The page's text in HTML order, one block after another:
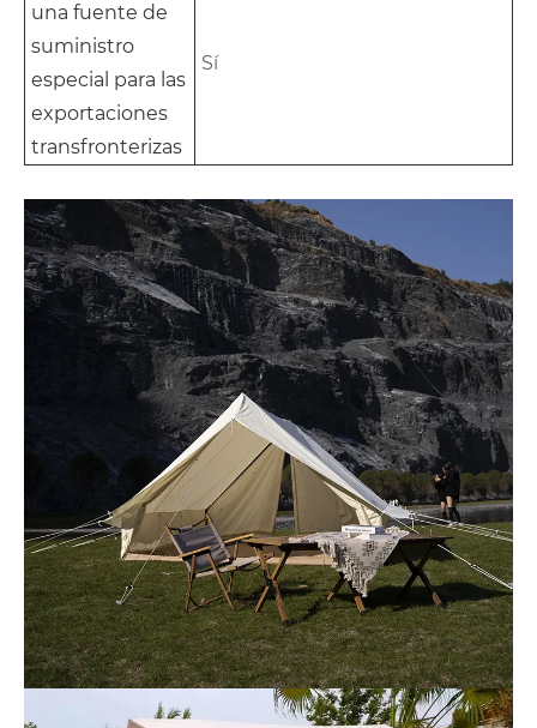
una fuente de
suministro
especial para las
exportaciones
transfronterizas
Sí